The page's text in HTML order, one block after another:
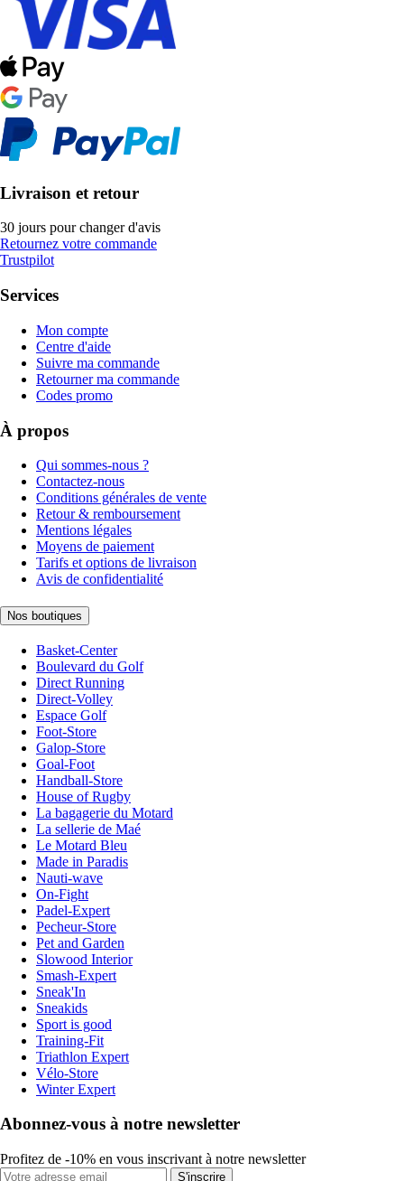
Livraison et retour
30 jours pour changer d'avis
Retournez votre commande
Trustpilot
Services
Mon compte
Centre d'aide
Suivre ma commande
Retourner ma commande
Codes promo
À propos
Qui sommes-nous ?
Contactez-nous
Conditions générales de vente
Retour & remboursement
Mentions légales
Moyens de paiement
Tarifs et options de livraison
Avis de confidentialité
Nos boutiques
Basket-Center
Boulevard du Golf
Direct Running
Direct-Volley
Espace Golf
Foot-Store
Galop-Store
Goal-Foot
Handball-Store
House of Rugby
La bagagerie du Motard
La sellerie de Maé
Le Motard Bleu
Made in Paradis
Nauti-wave
On-Fight
Padel-Expert
Pecheur-Store
Pet and Garden
Slowood Interior
Smash-Expert
Sneak'In
Sneakids
Sport is good
Training-Fit
Triathlon Expert
Vélo-Store
Winter Expert
Abonnez-vous à notre newsletter
Profitez de -10% en vous inscrivant à notre newsletter
S'inscrire